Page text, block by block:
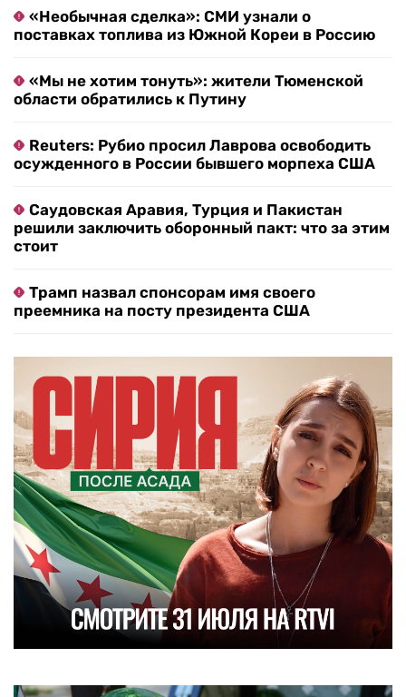
«Необычная сделка»: СМИ узнали о
поставках топлива из Южной Кореи в Россию
«Мы не хотим тонуть»: жители Тюменской
области обратились к Путину
Reuters: Рубио просил Лаврова освободить
осужденного в России бывшего морпеха США
Саудовская Аравия, Турция и Пакистан
решили заключить оборонный пакт: что за этим
стоит
Трамп назвал спонсорам имя своего
преемника на посту президента США